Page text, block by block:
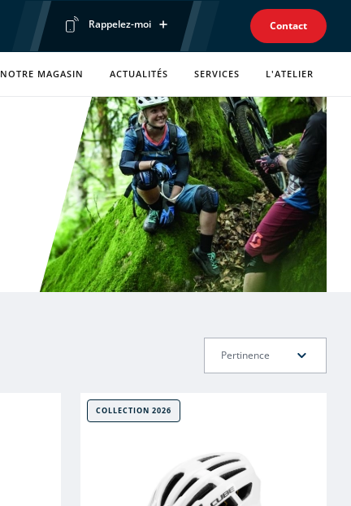
Rappelez-moi
Prénom
Envoyer ma demande
Politique de confidentialité
Contact
NOTRE MAGASIN ACTUALITÉS SERVICES L'ATELIER
COLLECTION 2026